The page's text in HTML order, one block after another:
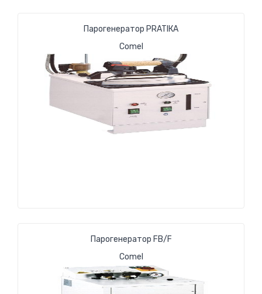
Парогенератор PRATIКA
Comel
Парогенератор FB/F
Comel